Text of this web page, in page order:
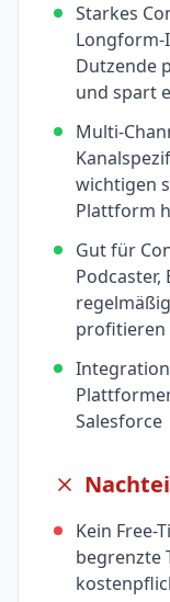
Starkes
Dutzende
und spart
Multi-
wichtigen
Plattform
Gut für
profitieren
Salesforce
Kein Free-
begrenzte